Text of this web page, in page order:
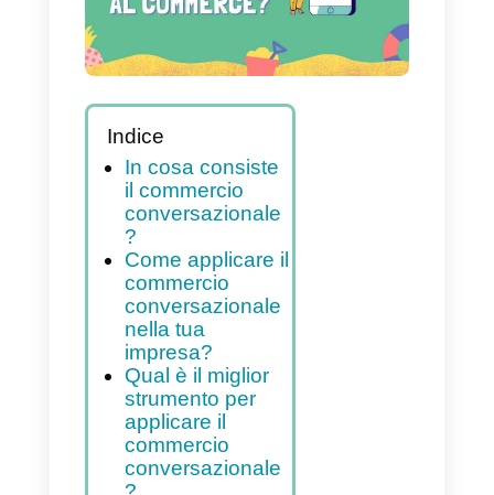
vendite della tua
impresa?
Indice
In cosa consiste
il commercio
conversazionale
?
Come applicare il
commercio
conversazionale